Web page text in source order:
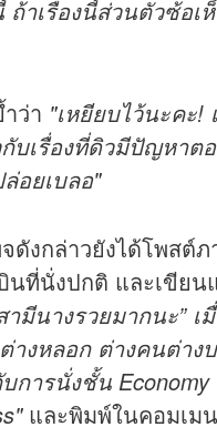
าเรื่องนี้ส่วนตัวซ้อเ
ว่า "เหยียบไว้นะคะ!
กับเรื่องที่ดิวมีปัญหา
อยเบลอ"
ดังกล่าวยังได้โพสต์ภ
นที่นั่งปกติ และเขีย
ามีนางรวยมากนะ” เ
างหลอก ต่างคนต่าง
การนั่งชั้น
และพิมพ์ในคอมเม